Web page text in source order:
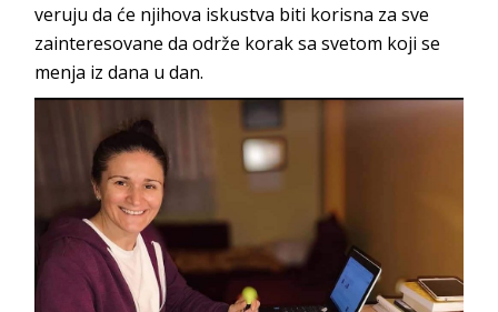
veruju da će njihova iskustva biti korisna za sve
zainteresovane da održe korak sa svetom koji se
menja iz dana u dan.